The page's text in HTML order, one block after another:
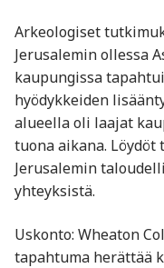
Arkeologiset
Jerusalemin ollessa
kaupungissa
hyödykkeiden
alueella oli laajat
tuona aikana.
Jerusalemin
yhteyksistä.
Uskonto: Wheaton
tapahtuma herättää